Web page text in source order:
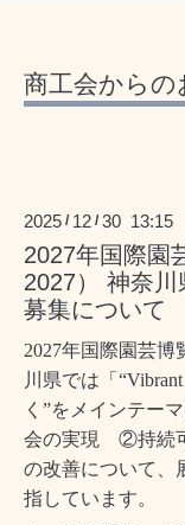
商工会からの
2025 / 12 /30 13:15
2027年国際園
2027） 神奈
募集について
2027年国際園芸博
川県では「“Vibrant
く”をメインテー
会の実現 ②持続
の改善について、
指しています。